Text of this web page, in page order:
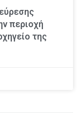
περιοχή
της